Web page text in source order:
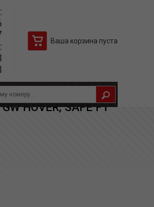
Ваша корзина пуста
F1
HOVER, SAFE F1